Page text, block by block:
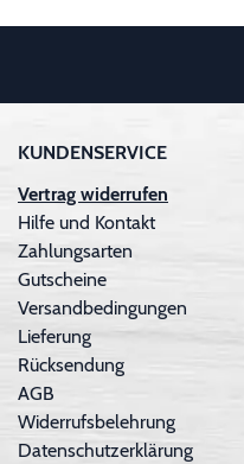
KUNDENSERVICE
Vertrag widerrufen
Hilfe und Kontakt
Zahlungsarten
Gutscheine
Versandbedingungen
Lieferung
Rücksendung
AGB
Widerrufsbelehrung
Datenschutzerklärung